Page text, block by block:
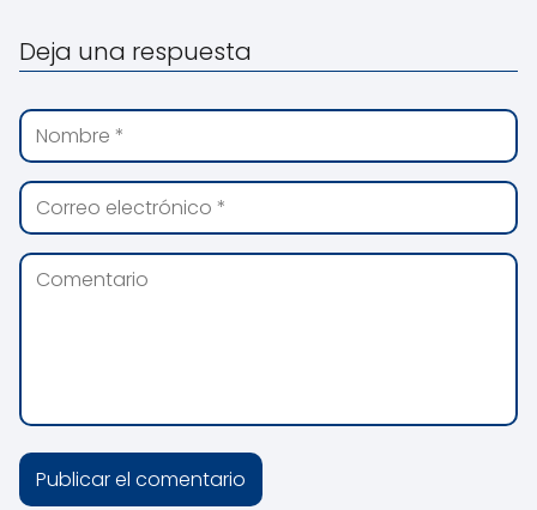
Deja una respuesta